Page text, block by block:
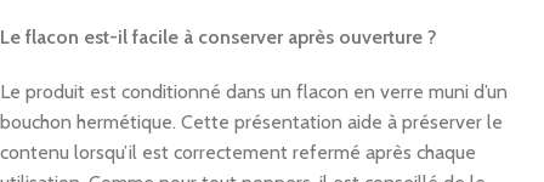
Le flacon est-il facile à conserver après ouverture ?
Le produit est conditionné dans un flacon en verre muni d’un
bouchon hermétique. Cette présentation aide à préserver le
contenu lorsqu’il est correctement refermé après chaque